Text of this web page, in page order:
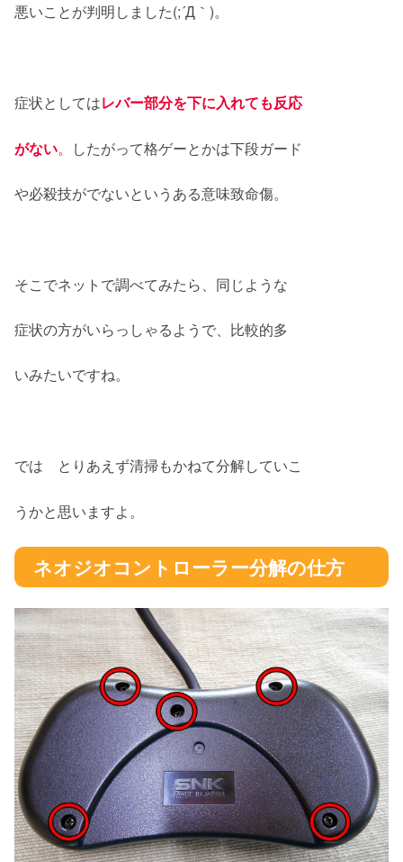
悪いことが判明しました(;´Д｀)。
症状としてはレバー部分を下に入れても反応
がない。 したがって格ゲーとかは下段ガード
や必殺技がでないというある意味致命傷。
そこでネットで調べてみたら、同じような
症状の方がいらっしゃるようで、比較的多
いみたいですね。
では とりあえず清掃もかねて分解していこ
うかと思いますよ。
ネオジオコントローラー分解の仕方